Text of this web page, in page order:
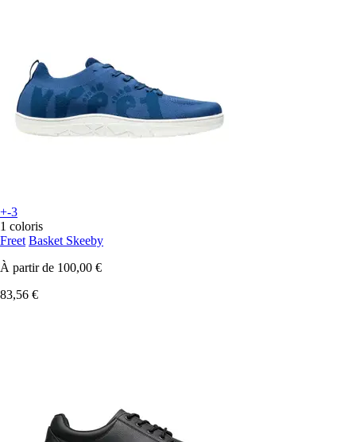
+-3
1 coloris
Freet Basket Skeeby
À partir de 100,00 €
83,56 €